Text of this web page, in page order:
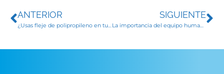
ANTERIOR
¿Usas fleje de polipropileno en tu línea de embalaje?
SIGUIENTE
La importancia del equipo humano